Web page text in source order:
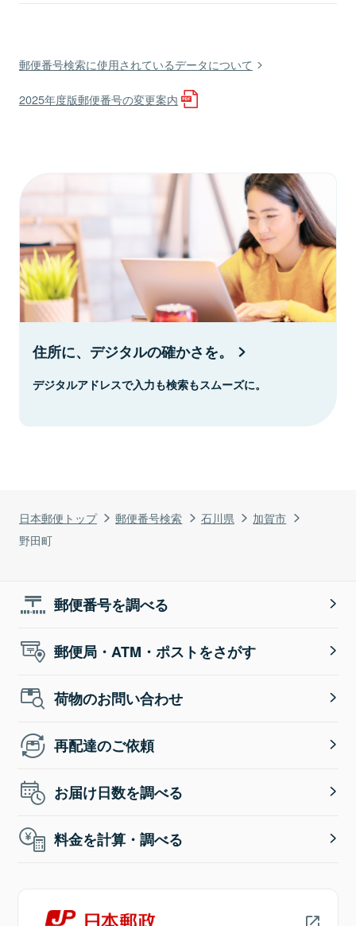
日本郵便トップ 郵便番号検索 石川県
加賀市
野田町
郵便番号検索に使用されているデータについて
2025年度版郵便番号の変更案内
住所に、デジタルの確かさを。
デジタルアドレスで入力も検索もスムーズに。
郵便番号を調べる
郵便局・ATM・ポストをさがす
荷物のお問い合わせ
再配達のご依頼
お届け日数を調べる
料金を計算・調べる